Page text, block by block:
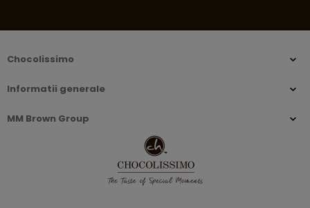
Chocolissimo
Informatii generale
MM Brown Group